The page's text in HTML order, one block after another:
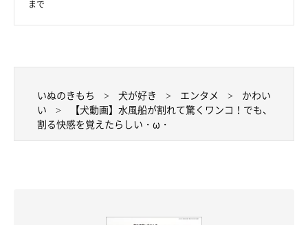
まで
いぬのきもち 犬が好き エンタメ
かわい
い
【犬動画】水風船が割れて驚くワンコ！でも、
割る快感を覚えたらしい・ω・